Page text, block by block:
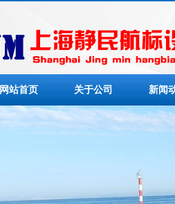
网站首页 关于公司 新闻